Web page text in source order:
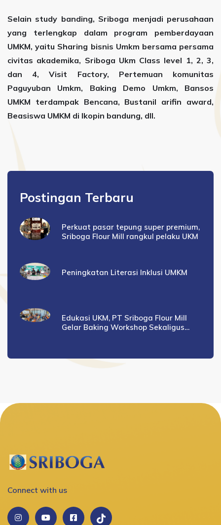
Selain study banding, Sriboga menjadi perusahaan
yang terlengkap dalam program pemberdayaan
UMKM, yaitu Sharing bisnis Umkm bersama persama
civitas akademika, Sriboga Ukm Class level 1, 2, 3,
dan 4, Visit Factory, Pertemuan komunitas
Paguyuban Umkm, Baking Demo Umkm, Bansos
UMKM terdampak Bencana, Bustanil arifin award,
Beasiswa UMKM di Ikopin bandung, dll.
Postingan Terbaru
Perkuat pasar tepung super premium,
Sriboga Flour Mill rangkul pelaku UKM
Peningkatan Literasi Inklusi UMKM
Edukasi UKM, PT Sriboga Flour Mill
Gelar Baking Workshop Sekaligus
Connect with us